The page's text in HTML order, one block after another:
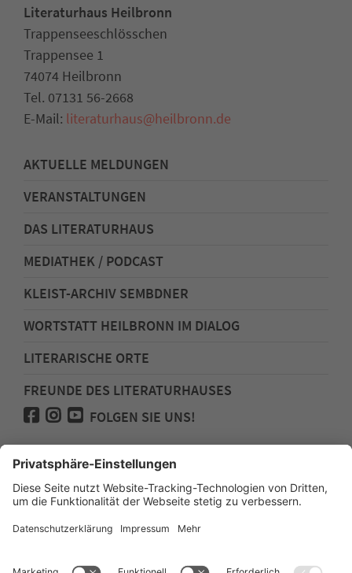
Literaturhaus Heilbronn
Trappenseeschlösschen
Trappensee 1
74074 Heilbronn
Tel. 07131 56-2668
E-Mail: literaturhaus@heilbronn.de
AKTUELLE MELDUNGEN
VERANSTALTUNGEN
DAS LITERATURHAUS
MEDIATHEK / PODCAST
KLEIST-ARCHIV SEMBDNER
WORTSTATT HEILBRONN IM DIALOG
LITERARISCHE ORTE
FREUNDE DES LITERATURHAUSES
FOLGEN SIE UNS!
Impressum
Anfahrt
Datenschutz
Barrierefreiheit
Literaturhauses